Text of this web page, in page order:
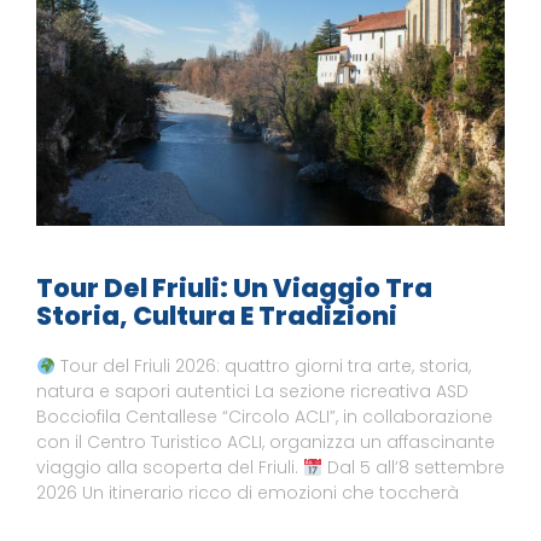
Tour Del Friuli: Un Viaggio Tra
Storia, Cultura E Tradizioni
Tour del Friuli 2026: quattro giorni tra arte, storia,
natura e sapori autentici La sezione ricreativa ASD
Bocciofila Centallese “Circolo ACLI”, in collaborazione
con il Centro Turistico ACLI, organizza un affascinante
viaggio alla scoperta del Friuli.
Dal 5 all’8 settembre
2026 Un itinerario ricco di emozioni che toccherà